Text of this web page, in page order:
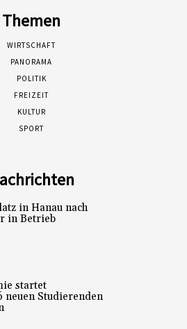
Themen
WIRTSCHAFT
PANORAMA
POLITIK
FREIZEIT
KULTUR
SPORT
in Hanau nach
in Betrieb
startet
Studierenden